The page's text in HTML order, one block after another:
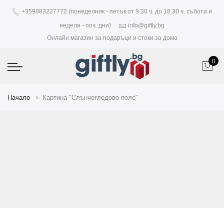
+359883227772 (понеделник - петък от 9.30 ч. до 18,30 ч. събота и
неделя - поч. дни)
info@giftly.bg
Онлайн магазин за подаръци и стоки за дома
0
Начало Картина "Слънчогледово поле"